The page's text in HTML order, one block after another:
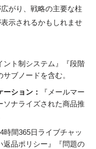
がり、戦略の主要な柱
示されるかもしれませ
ント制システム』『段階
ブノードを含む。
ション：
『メールマー
ナライズされた商品推
時間365日ライブチャッ
返品ポリシー』『問題の